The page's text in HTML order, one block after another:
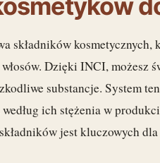
składników kosmetycznych,
Dzięki INCI, możesz
substancje. System
ich stężenia w
jest kluczowych dla